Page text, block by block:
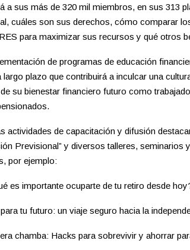
a sus más de 320 mil miembros, en sus 313
cuáles son sus derechos, cómo comparar
para maximizar sus recursos y qué otros
de programas de educación
largo plazo que contribuirá a inculcar una
su bienestar financiero futuro como
actividades de capacitación y difusión
Previsional” y diversos talleres,
por ejemplo:
es importante ocuparte de tu retiro desde
tu futuro: un viaje seguro hacia la
chamba: Hacks para sobrevivir y ahorrar